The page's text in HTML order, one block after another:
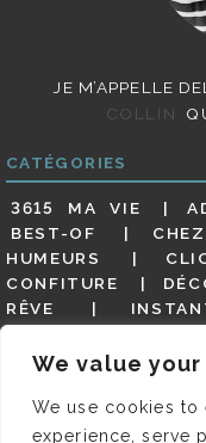
We value
We use cookies to
experience, serve
JE M’APPELLE
COLLIN
CATÉGORIES
3615 MA VIE
BEST-OF
HUMEURS
CONFITURE
RÊVE
MES ADRESSES
GUIDE
PARIS
REVUE DE PRESSE